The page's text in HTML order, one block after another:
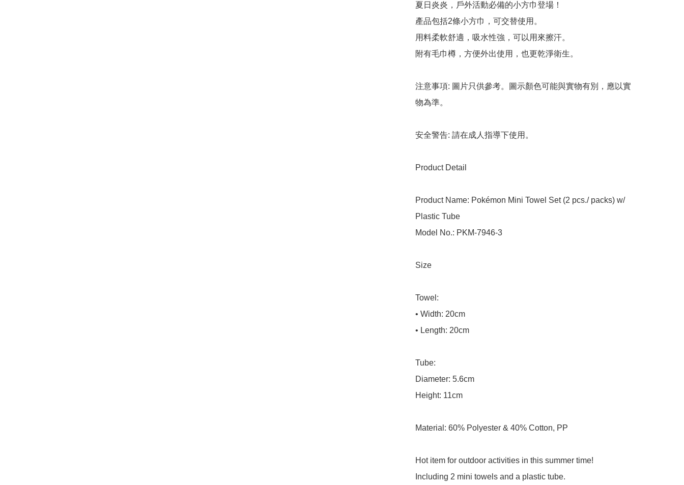
夏日炎炎，戶外活動必備的小方巾登場！
產品包括2條小方巾，可交替使用。
用料柔軟舒適，吸水性強，可以用來擦汗。
附有毛巾樽，方便外出使用，也更乾淨衛生。
注意事項: 圖片只供參考。圖示顏色可能與實物有別，應以實
物為準。
安全警告: 請在成人指導下使用。
Product Detail
Product Name: Pokémon Mini Towel Set (2 pcs./ packs) w/
Plastic Tube
Model No.: PKM-7946-3
Size
Towel:
• Width: 20cm
• Length: 20cm
Tube:
Diameter: 5.6cm
Height: 11cm
Material: 60% Polyester & 40% Cotton, PP
Hot item for outdoor activities in this summer time!
Including 2 mini towels and a plastic tube.